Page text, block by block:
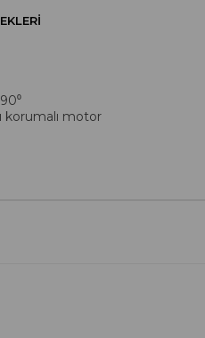
korumalı motor